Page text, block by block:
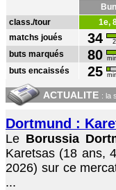
class./tour
1e,
matchs joués
34
buts marqués 80
buts encaissés 25
ACTUALITE : la
Dortmund :
Le Borussia
Karetsas (18 ans,
2026) sur ce
...